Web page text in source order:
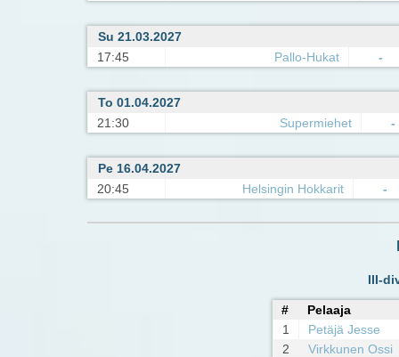
Su 21.03.2027
17:45
Pallo-Hukat -
To 01.04.2027
21:30
Supermiehet -
Pe 16.04.2027
20:45
Helsingin Hokkarit -
III-
#
Pelaaja
1
Petäjä Jesse
2
Virkkunen Ossi